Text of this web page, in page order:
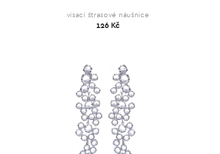
visací štrasové náušnice
126 Kč